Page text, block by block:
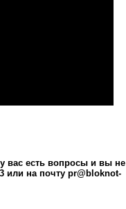
вас есть вопросы и вы не
или на почту pr@bloknot-